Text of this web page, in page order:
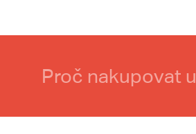
Proč nakupovat